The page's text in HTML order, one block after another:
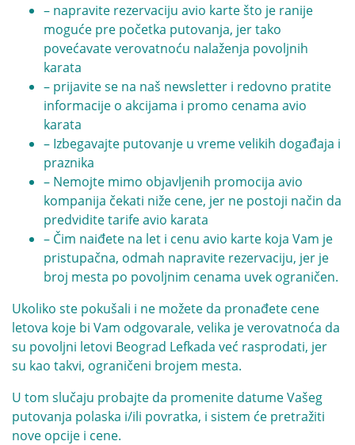
– napravite rezervaciju avio karte što je ranije
moguće pre početka putovanja, jer tako
povećavate verovatnoću nalaženja povoljnih
karata
– prijavite se na naš newsletter i redovno pratite
informacije o akcijama i promo cenama avio
karata
– Izbegavajte putovanje u vreme velikih događaja i
praznika
– Nemojte mimo objavljenih promocija avio
kompanija čekati niže cene, jer ne postoji način da
predvidite tarife avio karata
– Čim naiđete na let i cenu avio karte koja Vam je
pristupačna, odmah napravite rezervaciju, jer je
broj mesta po povoljnim cenama uvek ograničen.
Ukoliko ste pokušali i ne možete da pronađete cene
letova koje bi Vam odgovarale, velika je verovatnoća da
su povoljni letovi Beograd Lefkada već rasprodati, jer
su kao takvi, ograničeni brojem mesta.
U tom slučaju probajte da promenite datume Vašeg
putovanja polaska i/ili povratka, i sistem će pretražiti
nove opcije i cene.